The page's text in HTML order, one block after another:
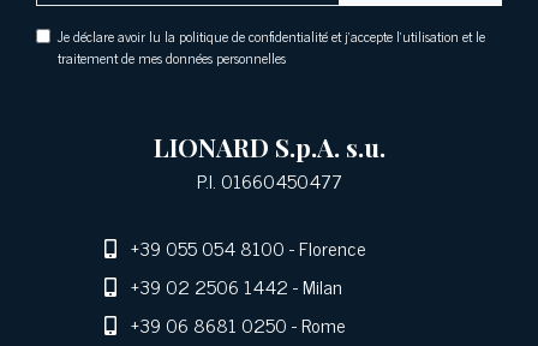
Je déclare avoir lu la politique de confidentialité et j'accepte l'utilisation et le
traitement de mes données personnelles
LIONARD S.p.A. s.u.
P.I. 01660450477
+39 055 054 8100- Florence
+39 02 2506 1442- Milan
+39 06 8681 0250- Rome